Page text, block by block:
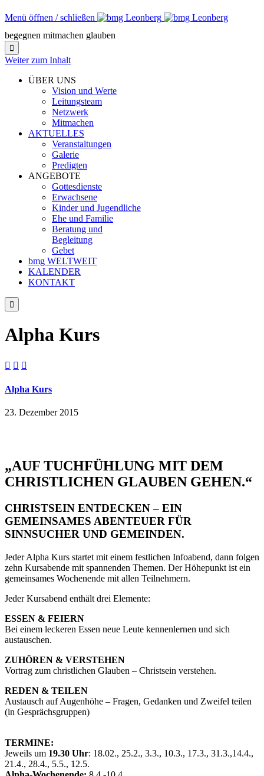
Menü öffnen / schließen
begegnen mitmachen glauben

Weiter zum Inhalt
ÜBER UNS
Vision und Werte
Leitungsteam
Netzwerk
Mitmachen
AKTUELLES
Veranstaltungen
Galerie
Predigten
ANGEBOTE
Gottesdienste
Erwachsene
Kinder und Jugendliche
Ehe und Familie
Beratung und
Begleitung
Gebet
bmg WELTWEIT
KALENDER
KONTAKT

Alpha Kurs
  
Alpha Kurs
23. Dezember 2015
„AUF TUCHFÜHLUNG MIT DEM
CHRISTLICHEN GLAUBEN GEHEN.“
CHRISTSEIN ENTDECKEN – EIN
GEMEINSAMES ABENTEUER FÜR
SINNSUCHER UND GEMEINDEN.
Jeder Alpha Kurs startet mit einem festlichen Infoabend, dann folgen
zehn Kursabende mit spannenden Themen. Der Höhepunkt ist ein
gemeinsames Wochenende mit allen Teilnehmern.
Jeder Kursabend enthält drei Elemente:
ESSEN & FEIERN
Bei einem leckeren Essen neue Leute kennenlernen und sich
austauschen.
ZUHÖREN & VERSTEHEN
Vortrag zum christlichen Glauben – Christsein verstehen.
REDEN & TEILEN
Austausch auf Augenhöhe – Fragen, Gedanken und Zweifel teilen
(in Gesprächsgruppen)
TERMINE:
Jeweils um 19.30 Uhr: 18.02., 25.2., 3.3., 10.3., 17.3., 31.3.,14.4.,
21.4., 28.4., 5.5., 12.5.